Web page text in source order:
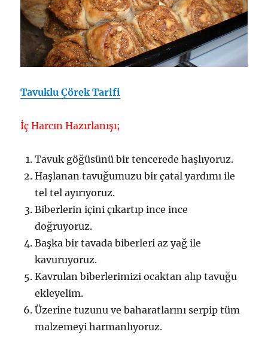
Tavuklu Çörek Tarifi
İç Harcın Hazırlanışı;
Tavuk göğüsünü bir tencerede haşlıyoruz.
Haşlanan tavuğumuzu bir çatal yardımı ile
tel tel ayırıyoruz.
Biberlerin içini çıkartıp ince ince
doğruyoruz.
Başka bir tavada biberleri az yağ ile
kavuruyoruz.
Kavrulan biberlerimizi ocaktan alıp tavuğu
ekleyelim.
Üzerine tuzunu ve baharatlarını serpip tüm
malzemeyi harmanlıyoruz.